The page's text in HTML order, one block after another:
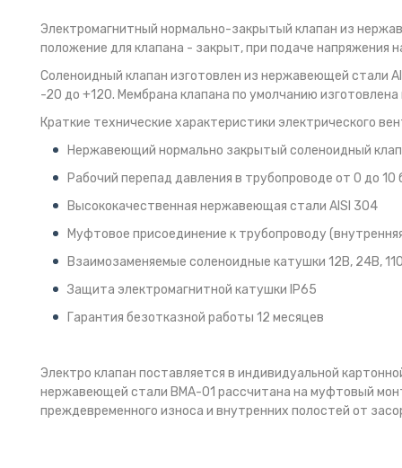
Электромагнитный нормально-закрытый клапан из
положение для клапана - закрыт, при подаче напряжения
Соленоидный клапан изготовлен из нержавеющей стали
-20 до +120. Мембрана клапана по умолчанию изготовлена
Краткие технические характеристики электрического
Нержавеющий нормально закрытый соленоидный
Рабочий перепад давления в трубопроводе от 0 до
Высококачественная нержавеющая стали AISI 304
Муфтовое присоединение к трубопроводу
Взаимозаменяемые соленоидные катушки 12В, 24В,
Защита электромагнитной катушки IP65
Гарантия безотказной работы 12 месяцев
Электро клапан поставляется в индивидуальной
нержавеющей стали BMA-01 рассчитана на муфтовый
преждевременного износа и внутренних полостей от